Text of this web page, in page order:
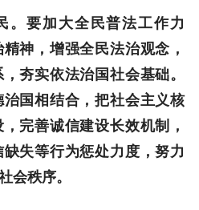
。要加大全民普法工作力
神，增强全民法治观念，
夯实依法治国社会基础。
国相结合，把社会主义核
完善诚信建设长效机制，
失等行为惩处力度，努力
会秩序。